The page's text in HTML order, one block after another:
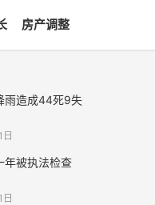
房产调整
雨造成44死9失
年被执法检查